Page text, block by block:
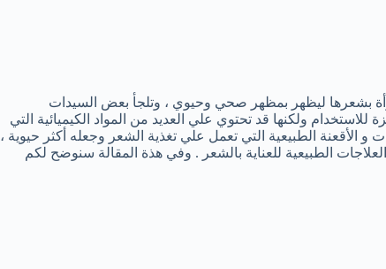
بشعرها ليظهر بمظهر صحي وحيوي ، وتلجأ بعض السيدات
للاستخدام ولكنها قد تحتوي علي العديد من المواد الكيميائية التي
الطبيعية التي تعمل علي تغذية الشعر وجعله أكثر حيوية ،
الطبيعية للعناية بالشعر . وفي هذة المقالة سنوضح لكم